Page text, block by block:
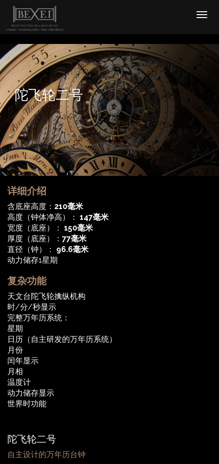
陀飞轮二号
详细介绍
含底座高度： 210毫米
高度（钟体净高）： 147毫米
宽度（底座）： 150毫米
厚度（底座）： 77毫米
直径（钟）： 96.6毫米
动力储存1星期
复杂功能
天文台陀飞轮擒纵机构
时/分/秒显示
完整万年历系统：
星期
日历（自主研发的万年历系统）
月份
闰年显示
月相
温度计
动力储存显示
世界时功能
陀飞轮二号
自主设计的万年历台钟